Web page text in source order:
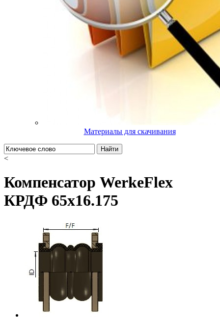
Материалы для скачивания
Найти
<
Компенсатор WerkeFlex
КРДФ 65х16.175